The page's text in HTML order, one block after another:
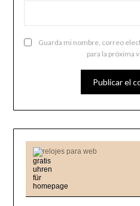
Guarda mi nombre, correo
para la próxima
relojes para web